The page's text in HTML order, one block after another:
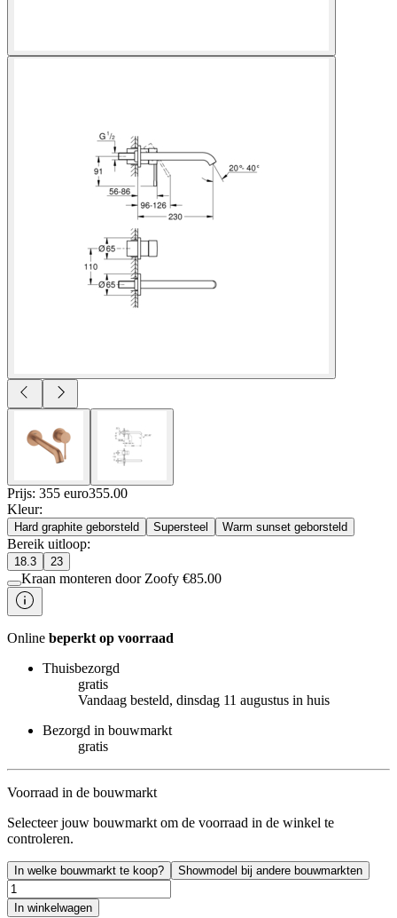
Prijs: 355 euro355.00
Kleur:
Hard graphite geborsteld Supersteel Warm sunset geborsteld
Bereik uitloop:
18.3 23
Kraan monteren door Zoofy €85.00
Online beperkt op voorraad
Thuisbezorgd
gratis
Vandaag besteld, dinsdag 11 augustus in huis
Bezorgd in bouwmarkt
gratis
Voorraad in de bouwmarkt
Selecteer jouw bouwmarkt om de voorraad in de winkel te
controleren.
In welke bouwmarkt te koop? Showmodel bij andere bouwmarkten
In winkelwagen